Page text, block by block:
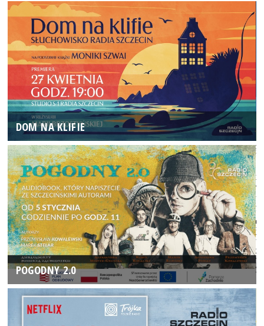
DOM NA KLIFIE
POGODNY 2.0